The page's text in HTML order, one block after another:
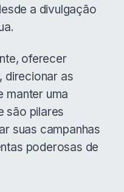
a divulgação
oferecer
direcionar as
manter uma
são pilares
suas campanhas
poderosas de